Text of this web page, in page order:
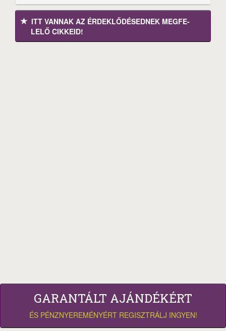
ITT VANNAK AZ ÉRDEK­LŐDÉ­SEDNEK MEGFE­
LELŐ CIKKEID!
GARANTÁLT AJÁNDÉKÉRT
ÉS PÉNZNYEREMÉNYÉRT REGISZTRÁLJ INGYEN!